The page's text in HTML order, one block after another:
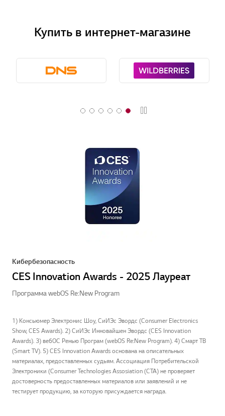
Купить в интернет-магазине
Стоп
Кибербезопасность
CES Innovation Awards - 2025 Лауреат
Программа webOS Re:New Program
1) Консьюмер Электронис Шоу, СиИЭс Эвордс (Consumer Electronics
Show, CES Awards). 2) СиИЭс Инновайшен Эвордс (CES Innovation
Awards). 3) вебОС Ренью Програм (webOS Re:New Program). 4) Смарт ТВ
(Smart TV). 5) CES Innovation Awards основана на описательных
материалах, предоставленных судьям. Ассоциация Потребительской
Электроники (Consumer Technologies Assosiation (CTA) не проверяет
достоверность предоставленных материалов или заявлений и не
тестирует продукцию, за которую присуждается награда.